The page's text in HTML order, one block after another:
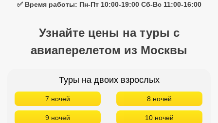
✅ Время работы: Пн-Пт 10:00-19:00 Сб-Вс 11:00-16:00
Узнайте цены на туры с
авиаперелетом из Москвы
Туры на двоих взрослых
7 ночей 8 ночей
9 ночей 10 ночей